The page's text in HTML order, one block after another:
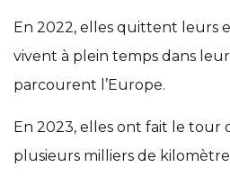
En 2022, elles quittent leurs
vivent à plein temps dans
parcourent l’Europe.
En 2023, elles ont fait le
plusieurs milliers de